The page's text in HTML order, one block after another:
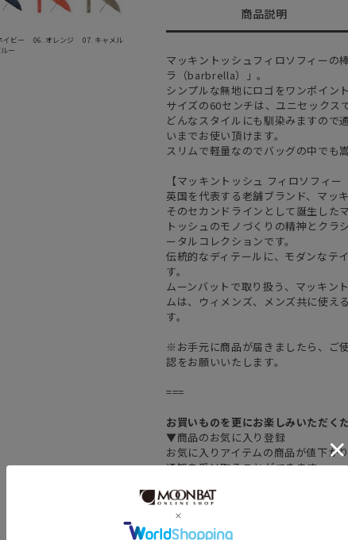
イビー
ー
06. オレンジ 07. キャメル
商品説明
マッキントッシュフィロソフィーの
ラ（barbrella）」。
シンプルな無地にロゴをワンポイン
サイズの60センチは、ユニセックス
どんなスタイルにも馴染みますので
いまでお使い頂けます。
スリムで軽量なのでバッグの中でも
【マッキントッシュ フィロソフィー
英国を代表する老舗ブランド、マッ
そのセカンドラインとして誕生した
トッシュのモノづくりの精神とクラ
ータルコレクションです。
伝統的なディテールに、モダンなテ
す。
ムーンバットで取り扱う、マッキン
ムは、ウィメンズ、メンズ共に使え
す。
※お手元に商品が届きましたら、ご
認をお願いいたします。
===
お買いものを更にお楽しみいただく
▼商品のお気に入り登録
お気に入りアイテムの商品が値下が
通知を受け取ることができます。
▼お得なメルマガ登録
新作の情報をいち早く受け取ること
メルマガ登録はこちらから▼